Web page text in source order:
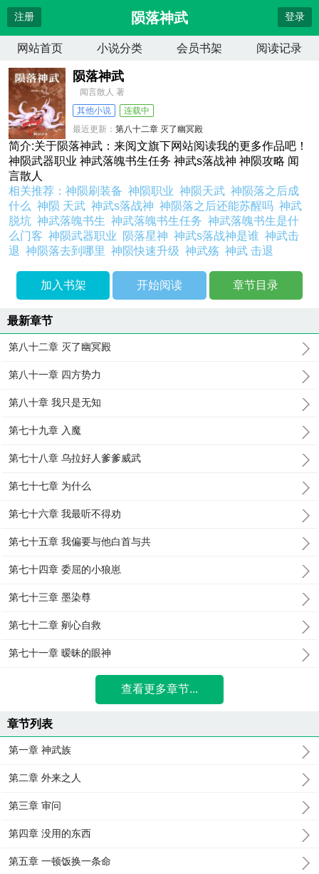
注册 陨落神武 登录
网站首页 小说分类 会员书架 阅读记录
陨落神武
闻言散人 著
其他小说
连载中
最近更新：第八十二章 灭了幽冥殿
更新时间：2026-04-13 06:22:23
简介:关于陨落神武：来阅文旗下网站阅读我的更多作品吧！
神陨武器职业 神武落魄书生任务 神武s落战神 神陨攻略 闻
言散人
相关推荐：神陨刷装备神陨职业神陨天武神陨落之后成
什么神陨 天武神武s落战神神陨落之后还能苏醒吗神武
脱坑神武落魄书生神武落魄书生任务神武落魄书生是什
么门客神陨武器职业 陨落星神神武s落战神是谁神武击
退神陨落去到哪里神陨快速升级神武殇神武 击退
加入书架 开始阅读 章节目录
最新章节
第八十二章 灭了幽冥殿
第八十一章 四方势力
第八十章 我只是无知
第七十九章 入魔
第七十八章 乌拉好人爹爹威武
第七十七章 为什么
第七十六章 我最听不得劝
第七十五章 我偏要与他白首与共
第七十四章 委屈的小狼崽
第七十三章 墨染尊
第七十二章 剜心自救
第七十一章 暧昧的眼神
查看更多章节...
章节列表
第一章 神武族
第二章 外来之人
第三章 审问
第四章 没用的东西
第五章 一顿饭换一条命